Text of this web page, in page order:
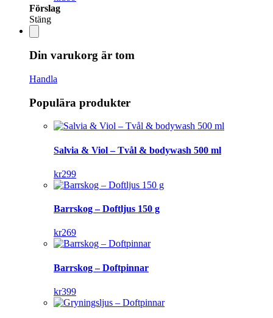
Förslag
Stäng
Din varukorg är tom
Handla
Populära produkter
Salvia & Viol – Tvål & bodywash 500 ml
kr299
Barrskog – Doftljus 150 g
kr269
Barrskog – Doftpinnar
kr399